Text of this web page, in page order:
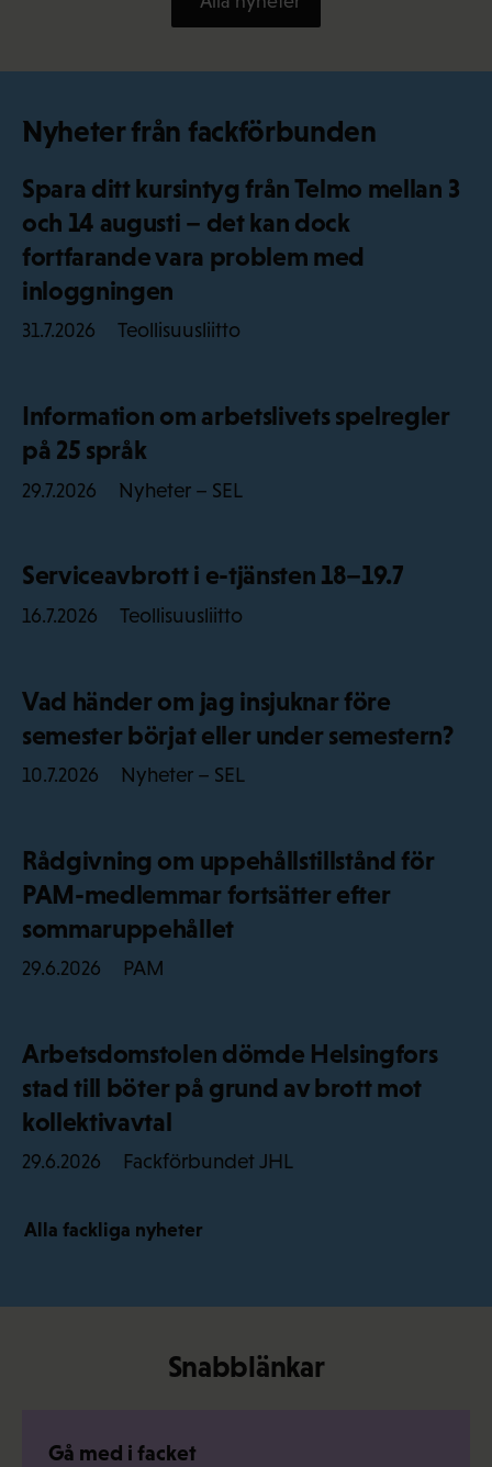
Nyheter från fackförbunden
Spara ditt kursintyg från Telmo mellan 3
och 14 augusti – det kan dock
fortfarande vara problem med
inloggningen
31.7.2026 Teollisuusliitto
Information om arbetslivets spelregler
på 25 språk
29.7.2026 Nyheter – SEL
Serviceavbrott i e-tjänsten 18–19.7
16.7.2026 Teollisuusliitto
Vad händer om jag insjuknar före
semester börjat eller under semestern?
10.7.2026 Nyheter – SEL
Rådgivning om uppehållstillstånd för
PAM-medlemmar fortsätter efter
sommaruppehållet
29.6.2026 PAM
Arbetsdomstolen dömde Helsingfors
stad till böter på grund av brott mot
kollektivavtal
29.6.2026 Fackförbundet JHL
Alla fackliga nyheter
Snabblänkar
Gå med i facket